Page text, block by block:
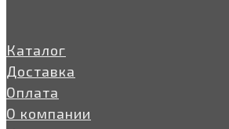
Каталог
Доставка
Оплата
О компании